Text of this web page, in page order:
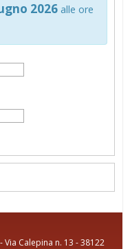
2026 alle ore
- Via Calepina n. 13 - 38122